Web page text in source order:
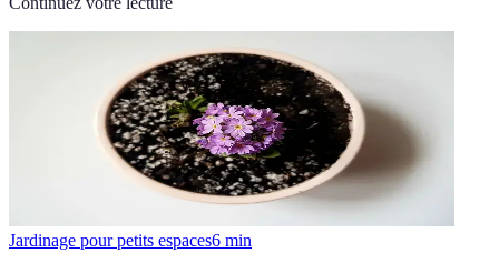
Jardinage pour petits espaces6 min